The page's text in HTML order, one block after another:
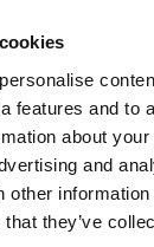
features and to
about
and
other information
they’ve
210 bar
1500
MW 40